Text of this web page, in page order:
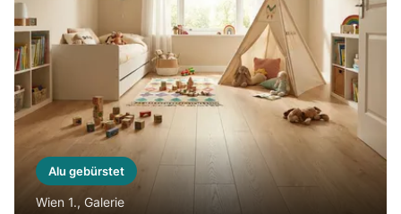
Alu gebürstet
Wien 1., Galerie